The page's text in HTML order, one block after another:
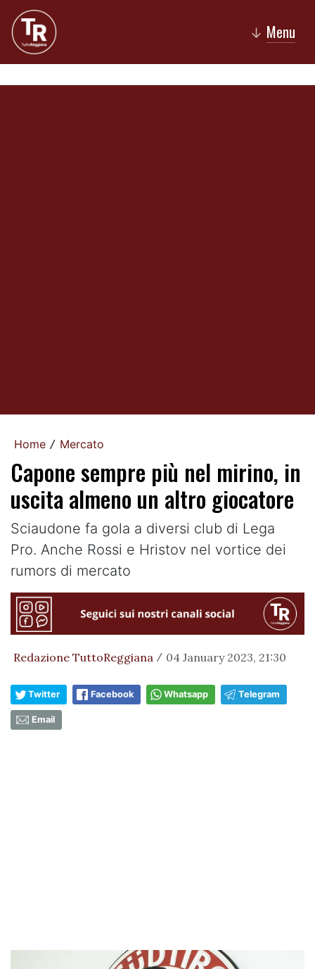
↓ Menu
Home / Mercato
Capone sempre più nel mirino, in
uscita almeno un altro giocatore
Sciaudone fa gola a diversi club di Lega
Pro. Anche Rossi e Hristov nel vortice dei
rumors di mercato
Redazione TuttoReggiana / 04 January 2023, 21:30
Twitter Facebook Whatsapp Telegram
Email